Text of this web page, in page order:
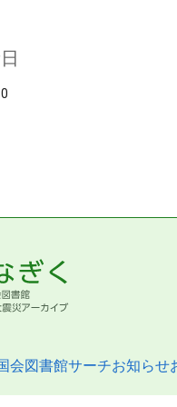
会図書館サーチお知らせ